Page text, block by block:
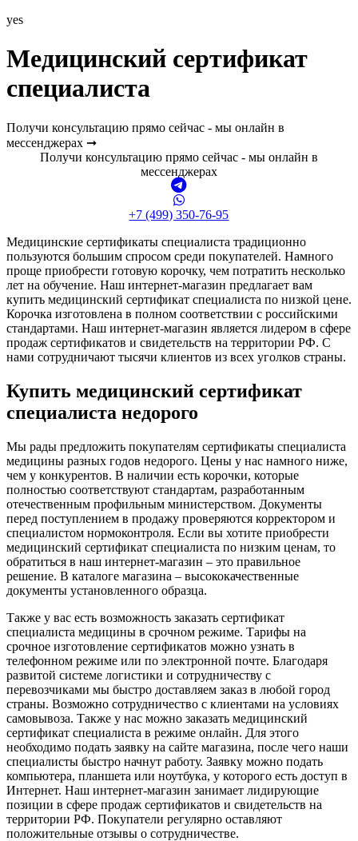
yes
Медицинский сертификат
специалиста
Получи консультацию прямо сейчас - мы онлайн в
мессенджерах ➞
Получи консультацию прямо сейчас - мы онлайн в
мессенджерах
+7 (499) 350-76-95
Медицинские сертификаты специалиста традиционно
пользуются большим спросом среди покупателей. Намного
проще приобрести готовую корочку, чем потратить несколько
лет на обучение. Наш интернет-магазин предлагает вам
купить медицинский сертификат специалиста по низкой цене.
Корочка изготовлена в полном соответствии с российскими
стандартами. Наш интернет-магазин является лидером в сфере
продаж сертификатов и свидетельств на территории РФ. С
нами сотрудничают тысячи клиентов из всех уголков страны.
Купить медицинский сертификат
специалиста недорого
Мы рады предложить покупателям сертификаты специалиста
медицины разных годов недорого. Цены у нас намного ниже,
чем у конкурентов. В наличии есть корочки, которые
полностью соответствуют стандартам, разработанным
отечественным профильным министерством. Документы
перед поступлением в продажу проверяются корректором и
специалистом нормоконтроля. Если вы хотите приобрести
медицинский сертификат специалиста по низким ценам, то
обратиться в наш интернет-магазин – это правильное
решение. В каталоге магазина – высококачественные
документы установленного образца.
Также у вас есть возможность заказать сертификат
специалиста медицины в срочном режиме. Тарифы на
срочное изготовление сертификатов можно узнать в
телефонном режиме или по электронной почте. Благодаря
развитой системе логистики и сотрудничеству с
перевозчиками мы быстро доставляем заказ в любой город
страны. Возможно сотрудничество с клиентами на условиях
самовывоза. Также у нас можно заказать медицинский
сертификат специалиста в режиме онлайн. Для этого
необходимо подать заявку на сайте магазина, после чего наши
специалисты быстро начнут работу. Заявку можно подать
компьютера, планшета или ноутбука, у которого есть доступ в
Интернет. Наш интернет-магазин занимает лидирующие
позиции в сфере продаж сертификатов и свидетельств на
территории РФ. Покупатели регулярно оставляют
положительные отзывы о сотрудничестве.